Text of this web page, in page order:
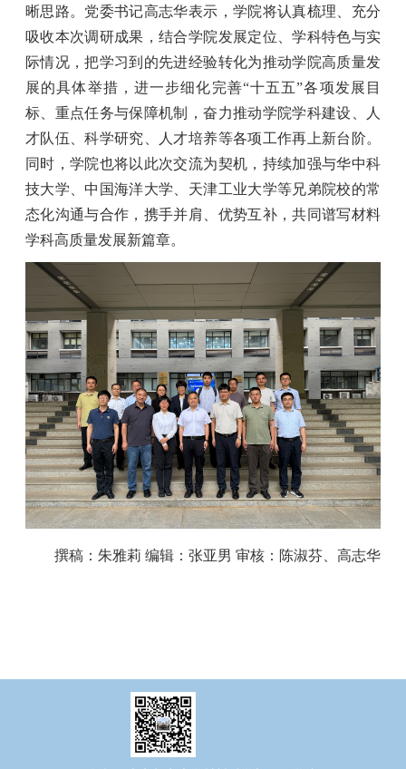
晰思路。 党委书记高志华表示，学院将认真梳理、充分
吸收本次调研成果，结合学院发展定位、学科特色与实
际情况，把学习到的先进经验转化为推动学院高质量发
展的具体举措，进一步细化完善“十五五”各项发展目
标、重点任务与保障机制，奋力推动学院学科建设、人
才队伍、科学研究、人才培养等各项工作再上新台阶。
同时，学院也将以此次交流为契机，持续加强与华中科
技大学、中国海洋大学、天津工业大学等兄弟院校的常
态化沟通与合作，携手并肩、优势互补，共同谱写材料
学科高质量发展新篇章。
撰稿：朱雅莉 编辑：张亚男 审核：陈淑芬、高志华